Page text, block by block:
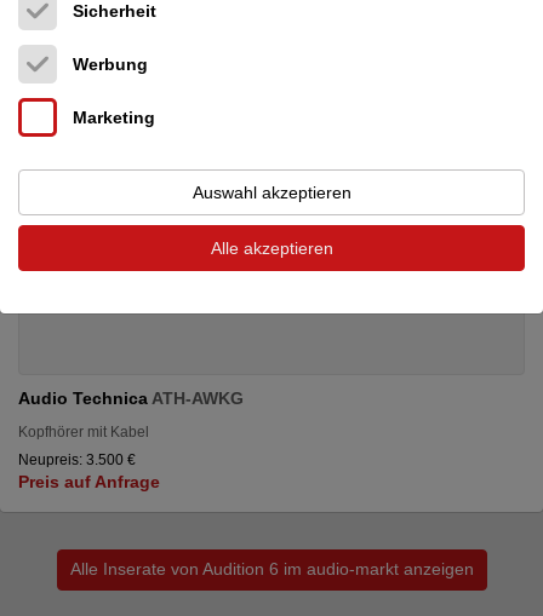
Audio Technica ATH-AWKG
Kopfhörer mit Kabel
Neupreis: 3.500 €
Preis auf Anfrage
Alle Inserate von Audition 6 im audio-markt anzeigen
Sicherheit
Werbung
Marketing
Auswahl akzeptieren
Alle akzeptieren